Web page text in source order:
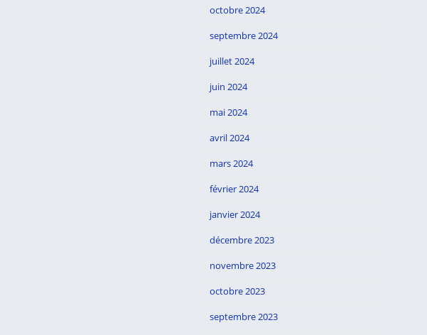
octobre 2024
septembre 2024
juillet 2024
juin 2024
mai 2024
avril 2024
mars 2024
février 2024
janvier 2024
décembre 2023
novembre 2023
octobre 2023
septembre 2023